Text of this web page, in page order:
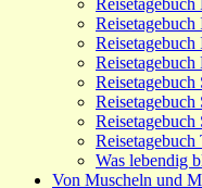
Reisetagebuch
Reisetagebuch
Reisetagebuch
Was lebendig
Von Muscheln und